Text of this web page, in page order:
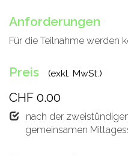
Anforderungen
Für die Teilnahme werden
Preis (exkl. MwSt.)
CHF 0.00
nach der
gemeinsamen